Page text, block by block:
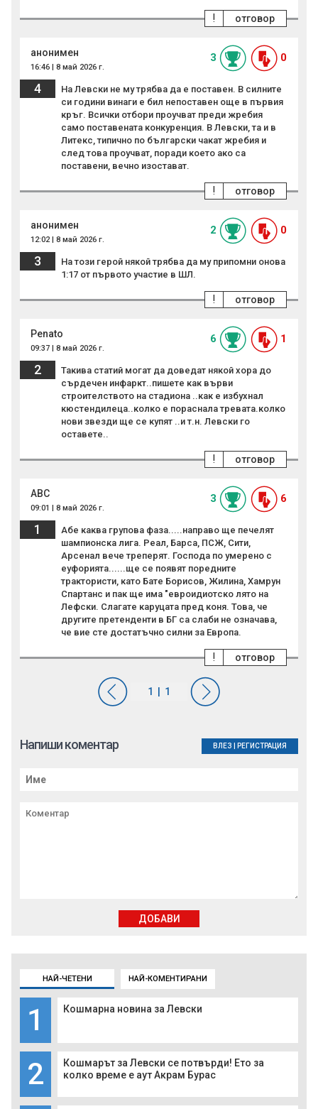
НАЙ-ЧЕТЕНИ НАЙ-КОМЕНТИРАНИ
1 Кошмарна новина за Левски
2
Кошмарът за Левски се потвърди! Ето за
колко време е аут Акрам Бурас
отговор
!
анонимен
16:46 | 8 май 2026 г.
3 0
4
На Левски не му трябва да е поставен. В силните
си години винаги е бил непоставен още в първия
кръг. Всички отбори проучват преди жребия
само поставената конкуренция. В Левски, та и в
Литекс, типично по български чакат жребия и
след това проучват, поради което ако са
поставени, вечно изостават.
отговор
!
анонимен
12:02 | 8 май 2026 г.
2 0
3
На този герой някой трябва да му припомни онова
1:17 от първото участие в ШЛ.
отговор
!
Penato
09:37 | 8 май 2026 г.
6 1
2
Такива статий могат да доведат някой хора до
сърдечен инфаркт..пишете как върви
строителството на стадиона ..как е избухнал
кюстендилеца..колко е пораснала тревата.колко
нови звезди ще се купят ..и т.н. Левски го
оставете..
отговор
!
ABC
09:01 | 8 май 2026 г.
3 6
1
Абе каква групова фаза.....направо ще печелят
шампионска лига. Реал, Барса, ПСЖ, Сити,
Арсенал вече треперят. Господа по умерено с
еуфорията......ще се появят поредните
трактористи, като Бате Борисов, Жилина, Хамрун
Спартанс и пак ще има "евроидиотско лято на
Лефски. Слагате каруцата пред коня. Това, че
другите претенденти в БГ са слаби не означава,
че вие сте достатъчно силни за Европа.
отговор
!
Напиши коментар ВЛЕЗ РЕГИСТРАЦИЯ
ДОБАВИ